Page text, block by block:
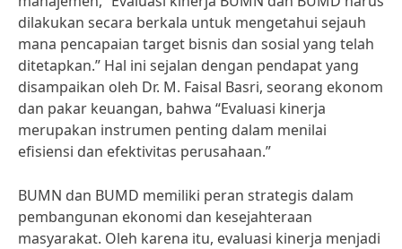
dilakukan secara berkala untuk mengetahui sejauh
mana pencapaian target bisnis dan sosial yang telah
ditetapkan.” Hal ini sejalan dengan pendapat yang
disampaikan oleh Dr. M. Faisal Basri, seorang ekonom
dan pakar keuangan, bahwa “Evaluasi kinerja
merupakan instrumen penting dalam menilai
efisiensi dan efektivitas perusahaan.”
BUMN dan BUMD memiliki peran strategis dalam
pembangunan ekonomi dan kesejahteraan
masyarakat. Oleh karena itu, evaluasi kinerja menjadi